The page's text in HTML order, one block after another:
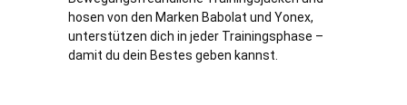
hosen von den Marken Babolat und Yonex,
unterstützen dich in jeder Trainingsphase –
damit du dein Bestes geben kannst.